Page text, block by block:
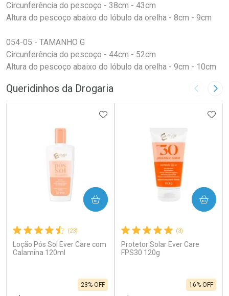
Circunferência do pescoço - 38cm - 43cm
Altura do pescoço abaixo do lóbulo da orelha - 8cm - 9cm
054-05 - TAMANHO G
Circunferência do pescoço - 44cm - 52cm
Altura do pescoço abaixo do lóbulo da orelha - 9cm - 10cm
Queridinhos da Drogaria Imagem
(23)
Loção Pós Sol Ever Care com
Calamina 120ml
23% OFF
ADICIONAR AOS FAVORITOS
COMPRAR
(3)
Protetor Solar Ever Care
FPS30 120g
16% OFF
COMPRAR